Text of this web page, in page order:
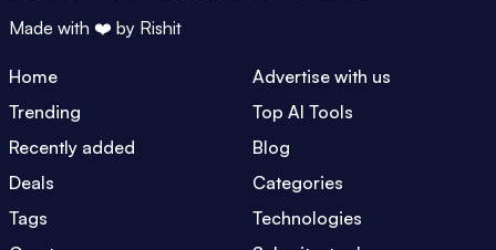
Made with ❤️ by Rishit
Home
Advertise with us
Trending
Top AI Tools
Recently added
Blog
Deals
Categories
Tags
Technologies